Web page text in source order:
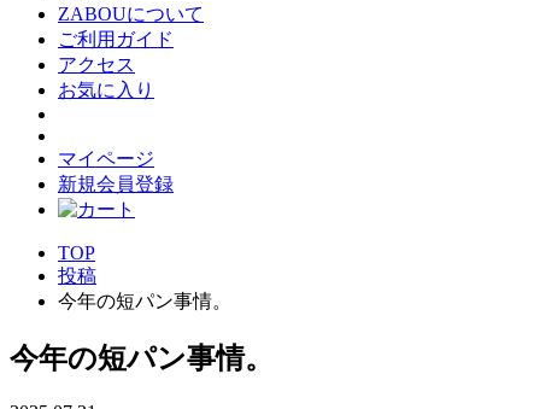
ZABOUについて
ご利用ガイド
アクセス
お気に入り
マイページ
新規会員登録
TOP
投稿
今年の短パン事情。
今年の短パン事情。